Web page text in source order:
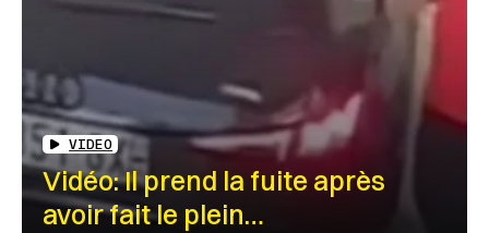
VIDEO
Vidéo: Il prend la fuite après
avoir fait le plein…